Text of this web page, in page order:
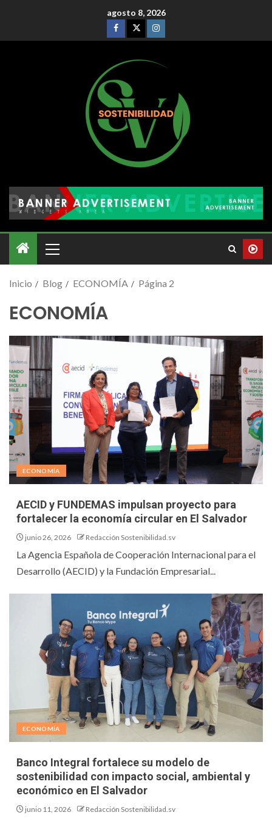
agosto 8, 2026
Inicio Blog ECONOMÍA Página 2
ECONOMÍA
ECONOMÍA
AECID y FUNDEMAS impulsan proyecto para
fortalecer la economía circular en El Salvador
junio 26, 2026 Redacción Sostenibilidad.sv
La Agencia Española de Cooperación Internacional para el
Desarrollo (AECID) y la Fundación Empresarial...
ECONOMÍA
Banco Integral fortalece su modelo de
sostenibilidad con impacto social, ambiental y
económico en El Salvador
junio 11, 2026 Redacción Sostenibilidad.sv